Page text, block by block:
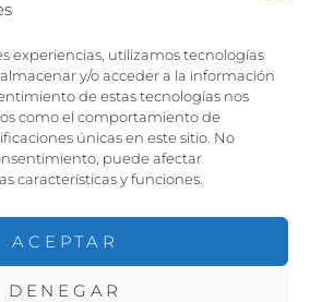
experiencias, utilizamos tecnologías
y/o acceder a la información
de estas tecnologías nos
como el comportamiento de
únicas en este sitio. No
puede afectar
características y funciones.
ACEPTAR
DENEGAR
y compartir
Vía larga